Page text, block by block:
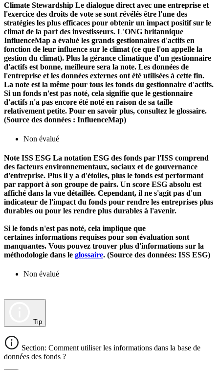
Climate Stewardship Le dialogue direct avec une entreprise et
l'exercice des droits de vote se sont révélés être l'une des
stratégies les plus efficaces pour obtenir un impact positif sur le
climat de la part des investisseurs. L'ONG britannique
InfluenceMap a évalué les grands gestionnaires d'actifs en
fonction de leur influence sur le climat (ce que l'on appelle la
gestion du climat). Plus la gérance climatique d'un gestionnaire
d'actifs est bonne, meilleure sera la note. Les données de
l'entreprise et les données externes ont été utilisées à cette fin.
La note est la même pour tous les fonds du gestionnaire d'actifs.
Si un fonds n'est pas noté, cela signifie que le gestionnaire
d'actifs n'a pas encore été noté en raison de sa taille
relativement petite. Pour en savoir plus, consultez le glossaire.
(Source des données : InfluenceMap)
Non évalué
Note ISS ESG La notation ESG des fonds par l'ISS comprend
des facteurs environnementaux, sociaux et de gouvernance
d'entreprise. Plus il y a d'étoiles, plus le fonds est performant
par rapport à son groupe de pairs. Un score ESG absolu est
affiché dans la vue détaillée. Cependant, il ne s'agit pas d'un
indicateur de l'impact du fonds pour rendre les entreprises plus
durables ou pour les rendre plus durables à l'avenir.
Si le fonds n'est pas noté, cela implique que
certaines informations requises pour son évaluation sont
manquantes. Vous pouvez trouver plus d'informations sur la
méthodologie dans le glossaire. (Source des données: ISS ESG)
Non évalué
Tip
Section: Comment utiliser les informations dans la base de
données des fonds ?